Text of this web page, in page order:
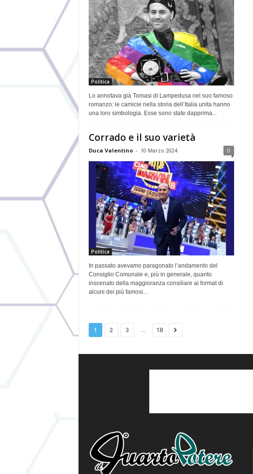
Politica
Lo annotava già Tomasi di Lampedusa nel suo famoso
romanzo: le camicie nella storia dell’Italia unita hanno
una loro simbologia. Esse sono state dapprima...
Corrado e il suo varietà
Duca Valentino - 10 Marzo 2024 0
Politica
In passato avevamo paragonato l’andamento del
Consiglio Comunale e, più in generale, quanto
inscenato della maggioranza consiliare ai format di
alcuni dei più famosi...
1 2 3 ... 18